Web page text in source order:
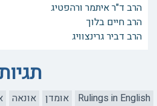
הרב ד"ר איתמר ורהפטיג
הרב חיים בלוך
הרב דביר גרינצוויג
Rulings in English אומדן אונאה